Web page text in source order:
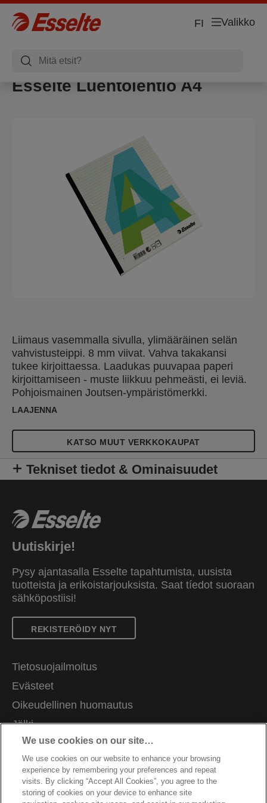
Valikko
FI
Esselte Luentolehtiö A4
Liimaus vasemmalla sivulla, ylimääräinen selän
vahvistusteippi. 8 mm viivat. Vahva takakansi
tukee kirjoittaessa. Laadukas puuvapaa paperi
kirjoittamiseen - muste liikkuu pehmeästi, ei leviä.
Pohjoismainen Joutsen-ympäristömerkki.
LAAJENNA
KATSO MUUT VERKKOKAUPAT
Tekniset tiedot & Ominaisuudet
Uutiskirje!
Pysy ajantasalla Esselte tapahtumista, uusista
tuotteista ja erikoistarjouksista. Saat tíedot suoraan
sähköpostiisi!
REKISTERÖIDY NYT
Tietosuojailmoitus
Evästeet
Oikeudellinen huomautus
Jälki
Hallitse tietojani
Asiakastuki
Ammatti
Pakkausten kierrätysohjeet
We use cookies on our site…
We use cookies on our website to enhance your browsing
experience by remembering your preferences and repeat
visits. By clicking “Accept All Cookies”, you agree to the
storing of cookies on your device to enhance site